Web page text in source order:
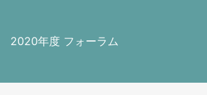
2020年度 フォーラム